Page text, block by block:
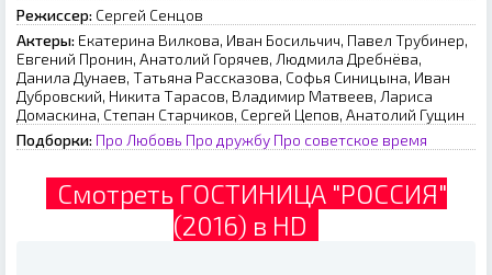
Режиссер: Сергей Сенцов
Актеры: Екатерина Вилкова, Иван Босильчич, Павел Трубинер,
Евгений Пронин, Анатолий Горячев, Людмила Дребнёва,
Данила Дунаев, Татьяна Рассказова, Софья Синицына, Иван
Дубровский, Никита Тарасов, Владимир Матвеев, Лариса
Домаскина, Степан Старчиков, Сергей Цепов, Анатолий Гущин
Подборки: Про Любовь Про дружбу Про советское время
Смотреть ГОСТИНИЦА "РОССИЯ"
(2016) в HD